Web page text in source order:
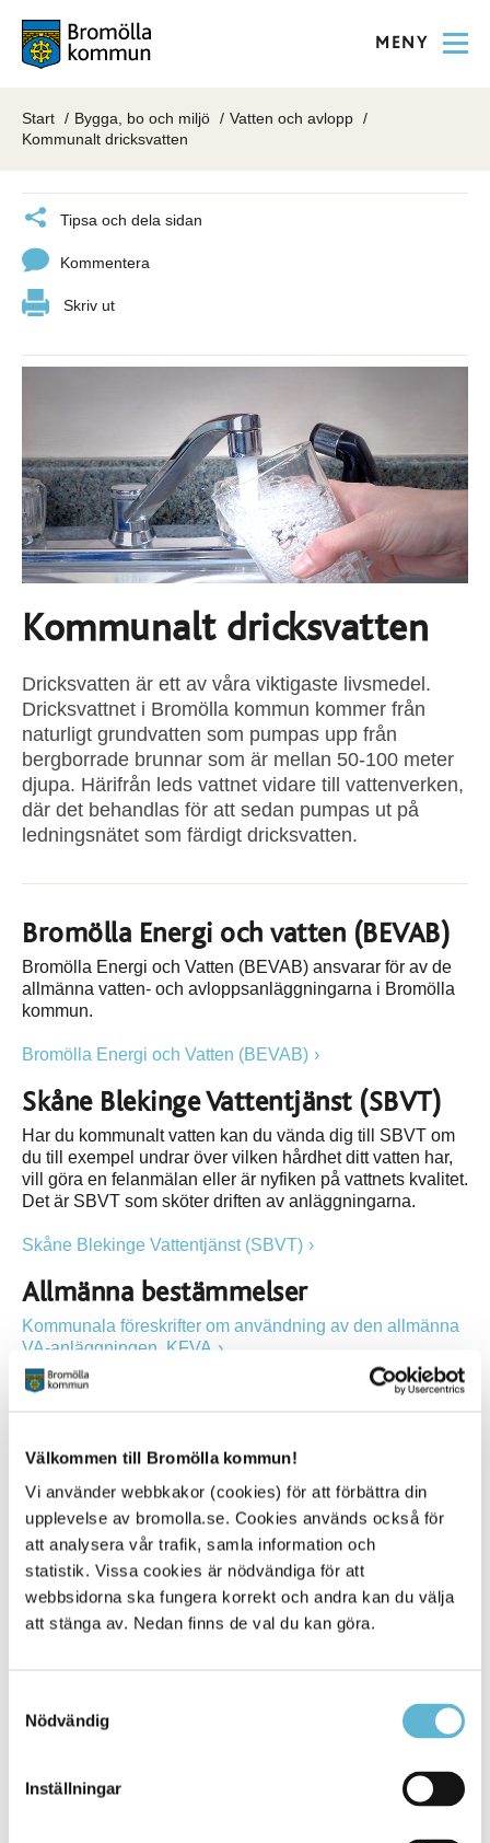
Välkommen till Bromölla kommun!
Vi använder webbkakor (cookies) för att förbättra din
upplevelse av bromolla.se. Cookies används också för
att analysera vår trafik, samla information och
statistik. Vissa cookies är nödvändiga för att
webbsidorna ska fungera korrekt och andra kan du välja
att stänga av. Nedan finns de val du kan göra.
Nödvändig
Inställningar
MENY
Start Bygga, bo och miljö
Vatten och avlopp
Kommunalt dricksvatten
Tipsa och dela sidan
Kommentera
Skriv ut
Kommunalt dricksvatten
Dricksvatten är ett av våra viktigaste livsmedel.
Dricksvattnet i Bromölla kommun kommer från
naturligt grundvatten som pumpas upp från
bergborrade brunnar som är mellan 50-100 meter
djupa. Härifrån leds vattnet vidare till vattenverken,
där det behandlas för att sedan pumpas ut på
ledningsnätet som färdigt dricksvatten.
Bromölla Energi och vatten (BEVAB)
Bromölla Energi och Vatten (BEVAB) ansvarar för av de
allmänna vatten- och avloppsanläggningarna i Bromölla
kommun.
Bromölla Energi och Vatten (BEVAB)
Skåne Blekinge Vattentjänst (SBVT)
Har du kommunalt vatten kan du vända dig till SBVT om
du till exempel undrar över vilken hårdhet ditt vatten har,
vill göra en felanmälan eller är nyfiken på vattnets kvalitet.
Det är SBVT som sköter driften av anläggningarna.
Skåne Blekinge Vattentjänst (SBVT)
Allmänna bestämmelser
Kommunala föreskrifter om användning av den allmänna
VA-anläggningen, KFVA
ger en heltäckande långsiktig planering för vatten- och
avloppsförsörjningen i kommunen, såväl den allmänna
(kommunala) som den enskilda.
Vatten- och avloppsplanen (VA-planen)
Vatten- och avloppspolicy
avlopp inom Bromölla kommun. Syftet är en långsiktigt
hållbar utveckling.